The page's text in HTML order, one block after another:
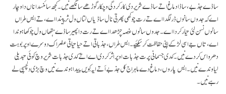
ساڈے جذبے، ساڈا دماغ اتے ساڈے شریر دی کار کردگی وچکار گوڑھے سانگھے نیں۔ کجھ سائنسداناں دا وچار
اے کہ جدوں سانوں ڈر لگدا اے تے رت چوکھی پھرتی نال ساڈیاں لتاں ول ٹُر پیندا اے، تے ایس طراں
سانوں نسن لئی تیار کردا اے۔ جدوں سانوں غصہ چڑھدا اے تے رت دا پھیر ساڈے ہتھاں ول چوکھا ہوندا
اے، تاں جے اسی لڑ کے اپنی حفاظت کر سکئیے۔ ایس طراں، جذباتی اتے حیاتیاتی عنصر اک دوسرے اوپر بوہت
دھرواس کردے نیں۔ کدی جسمانی پرت جذبات اوپر اثر کردی اے اتے کدی جذبات شریر وچ کوئی تبدیلی
لیاوندے نیں۔ ایس پاروں، دماغ دے ماہر اج کل جذبے اَتے ایہ کِویں پیدا ہوندے نیں وچ بڑی دلچسپی لے
رہے نیں۔